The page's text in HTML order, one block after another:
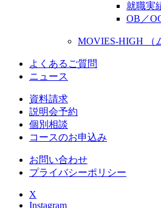
就職実
OB／
MOVIES-HIGH （
よくあるご質問
ニュース
資料請求
説明会予約
個別相談
コースのお申込み
お問い合わせ
プライバシーポリシー
X
Instagram